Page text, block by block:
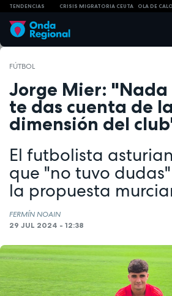
TENDENCIAS CRISIS MIGRATORIA CEUTA OLA DE
FÚTBOL
Jorge Mier: "Nada
te das cuenta de la
dimensión del
El futbolista
que "no tuvo
la propuesta
FERMÍN NOAIN
29 JUL 2024 - 12:38